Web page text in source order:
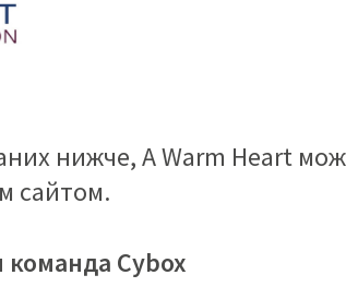
нижче, A Warm Heart
сайтом.
команда Cybox